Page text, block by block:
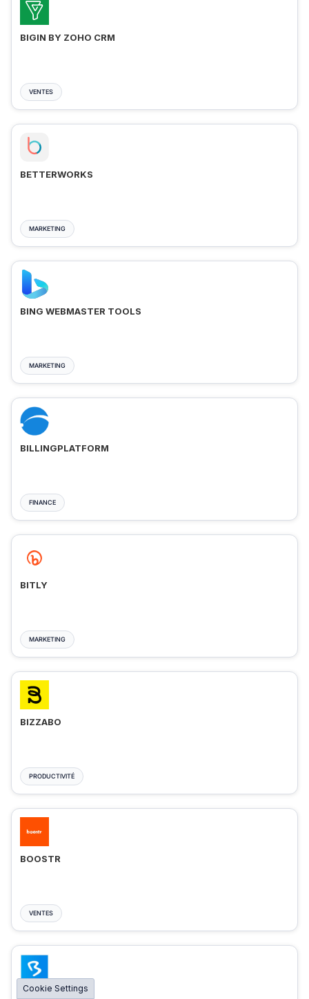
BIGIN BY ZOHO CRM
VENTES
BETTERWORKS
MARKETING
BING WEBMASTER TOOLS
MARKETING
BILLINGPLATFORM
FINANCE
BITLY
MARKETING
BIZZABO
PRODUCTIVITÉ
BOOSTR
VENTES
BIGMARKER
Cookie Settings